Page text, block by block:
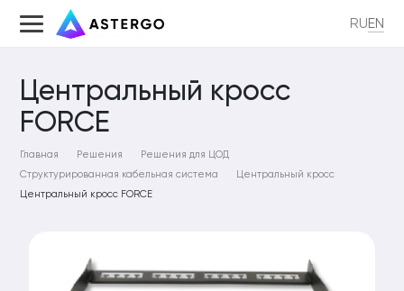
платформы для учебных классов
RUEN
Центральный кросс
FORCE
Главная Решения
Решения для ЦОД
Структурированная кабельная система
Центральный кросс
Центральный кросс FORCE